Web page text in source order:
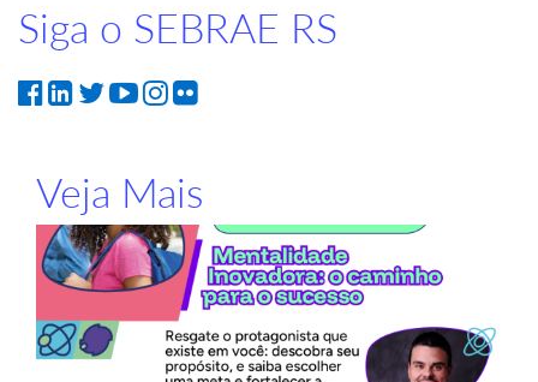
Siga o SEBRAE RS
Veja Mais